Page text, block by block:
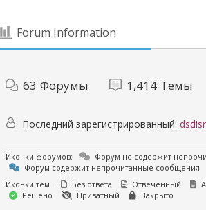
Forum Information
63 Форумы 1,414 Темы
Последний зарегистрированный:
Иконки форумов:
Форум не содержит
Форум содержит непрочитанные сообщения
Иконки тем :
Без ответа Отвеченный
Решено
Приватный Закрыто